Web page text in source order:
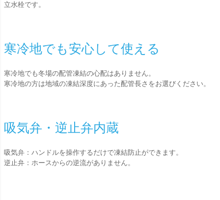
立水栓です。
寒冷地でも安心して使える
寒冷地でも冬場の配管凍結の心配はありません。
寒冷地の方は地域の凍結深度にあった配管長さをお選びください。
吸気弁・逆止弁内蔵
吸気弁：ハンドルを操作するだけで凍結防止ができます。
逆止弁：ホースからの逆流がありません。